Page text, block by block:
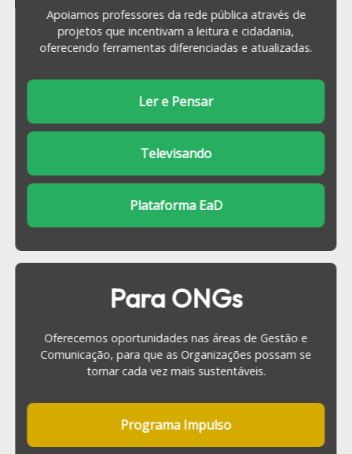
Apoiamos professores da rede pública através de
projetos que incentivam a leitura e cidadania,
oferecendo ferramentas diferenciadas e atualizadas.
Ler e Pensar
Televisando
Plataforma EaD
Para ONGs
Oferecemos oportunidades nas áreas de Gestão e
Comunicação, para que as Organizações possam se
tornar cada vez mais sustentáveis.
Programa Impulso